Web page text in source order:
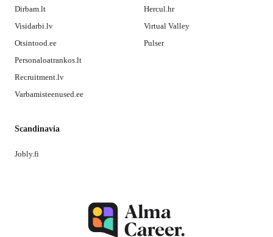
Dirbam.lt
Visidarbi.lv
Otsintood.ee
Personaloatrankos.lt
Recruitment.lv
Varbamisteenused.ee
Hercul.hr
Virtual Valley
Pulser
Scandinavia
Jobly.fi